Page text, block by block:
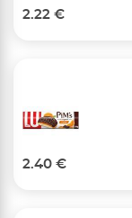
2.22 €
2.40 €